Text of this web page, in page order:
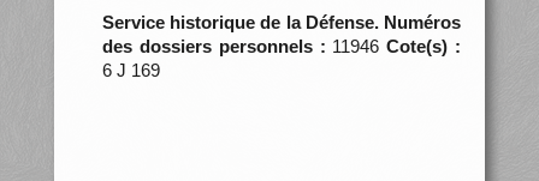
Service historique de la Défense. Numéros
des dossiers personnels : 11946Cote(s) :
6 J 169